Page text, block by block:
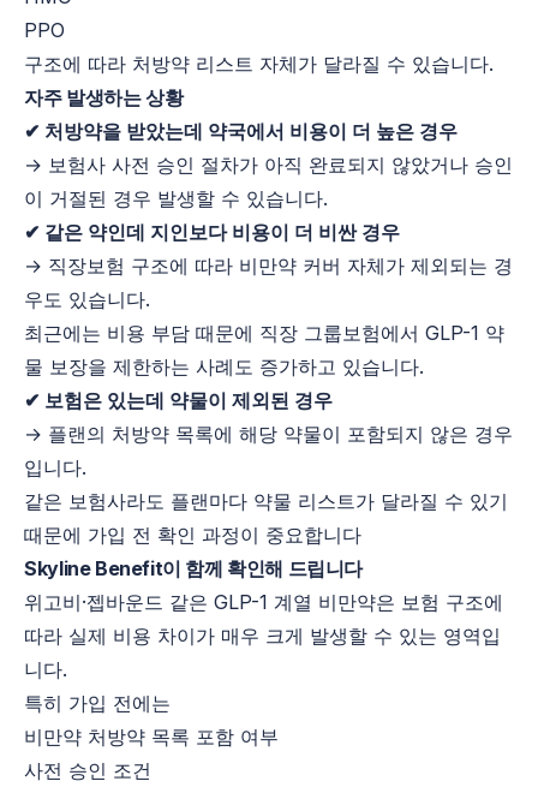
PPO
구조에 따라 처방약 리스트 자체가 달라질 수 있습니다.
자주 발생하는 상황
✔ 처방약을 받았는데 약국에서 비용이 더 높은 경우
→ 보험사 사전 승인 절차가 아직 완료되지 않았거나 승인
이 거절된 경우 발생할 수 있습니다.
✔ 같은 약인데 지인보다 비용이 더 비싼 경우
→ 직장보험 구조에 따라 비만약 커버 자체가 제외되는 경
우도 있습니다.
최근에는 비용 부담 때문에 직장 그룹보험에서 GLP-1 약
물 보장을 제한하는 사례도 증가하고 있습니다.
✔ 보험은 있는데 약물이 제외된 경우
→ 플랜의 처방약 목록에 해당 약물이 포함되지 않은 경우
입니다.
같은 보험사라도 플랜마다 약물 리스트가 달라질 수 있기
때문에 가입 전 확인 과정이 중요합니다
Skyline Benefit이 함께 확인해 드립니다
위고비·젭바운드 같은 GLP-1 계열 비만약은 보험 구조에
따라 실제 비용 차이가 매우 크게 발생할 수 있는 영역입
니다.
특히 가입 전에는
비만약 처방약 목록 포함 여부
사전 승인 조건